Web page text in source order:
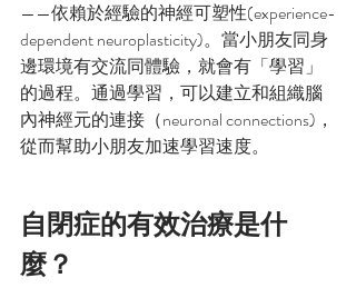
——依賴於經驗的神經可塑性(experience-
dependent neuroplasticity)。當小朋友同身
邊環境有交流同體驗，就會有「學習」
的過程。通過學習，可以建立和組織腦
內神經元的連接（neuronal connections)，
從而幫助小朋友加速學習速度。
自閉症的有效治療是什
麼？